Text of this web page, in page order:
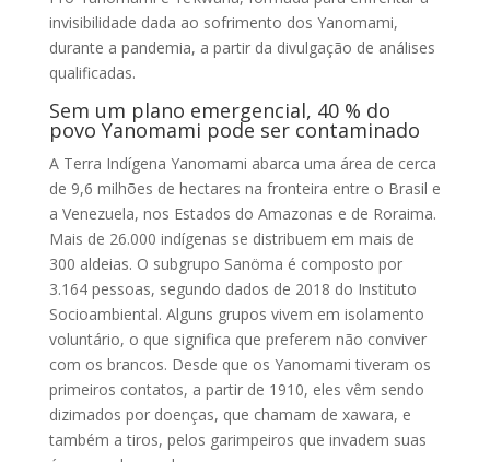
invisibilidade dada ao sofrimento dos Yanomami,
durante a pandemia, a partir da divulgação de análises
qualificadas.
Sem um plano emergencial, 40 % do
povo Yanomami pode ser contaminado
A Terra Indígena Yanomami abarca uma área de cerca
de 9,6 milhões de hectares na fronteira entre o Brasil e
a Venezuela, nos Estados do Amazonas e de Roraima.
Mais de 26.000 indígenas se distribuem em mais de
300 aldeias. O subgrupo Sanöma é composto por
3.164 pessoas, segundo dados de 2018 do Instituto
Socioambiental. Alguns grupos vivem em isolamento
voluntário, o que significa que preferem não conviver
com os brancos. Desde que os Yanomami tiveram os
primeiros contatos, a partir de 1910, eles vêm sendo
dizimados por doenças, que chamam de xawara, e
também a tiros, pelos garimpeiros que invadem suas